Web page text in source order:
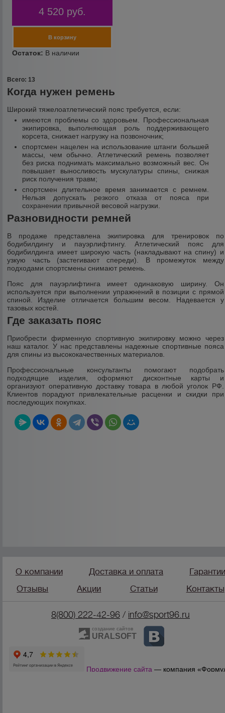
4 520 руб.
Всего: 13
Когда нужен ремень
Широкий тяжелоатлетический пояс требуется, если:
имеются проблемы со здоровьем. Профессиональная
экипировка, выполняющая роль поддерживающего
корсета, снижает нагрузку на позвоночник;
спортсмен нацелен на использование штанги большей
массы, чем обычно. Атлетический ремень позволяет
без риска поднимать максимально возможный вес. Он
повышает выносливость мускулатуры спины, снижая
риск получения травм;
спортсмен длительное время занимается с ремнем.
Нельзя допускать резкого отказа от пояса при
сохранении привычной весовой нагрузки.
Разновидности ремней
В продаже представлена экипировка для тренировок по
бодибилдингу и пауэрлифтингу. Атлетический пояс для
бодибилдинга имеет широкую часть (накладывают на спину) и
узкую часть (застегивают спереди). В промежуток между
подходами спортсмены снимают ремень.
Пояс для пауэрлифтинга имеет одинаковую ширину. Он
используется при выполнении упражнений в позиции с прямой
спиной. Изделие отличается большим весом. Надевается у
тазовых костей.
Где заказать пояс
Приобрести фирменную спортивную экипировку можно через
наш каталог. У нас представлены надежные спортивные пояса
для спины из высококачественных материалов.
Профессиональные консультанты помогают подобрать
подходящие изделия, оформяют дисконтные карты и
организуют оперативную доставку товара в любой уголок РФ.
Клиентов порадуют привлекательные расценки и скидки при
последующих покупках.
О компании Доставка и оплата
Отзывы
Акции Статьи Контакты
8(800) 222-42-96/ info@sport96.ru
создание сайтов
URALSOFT
Продвижение сайта — компания